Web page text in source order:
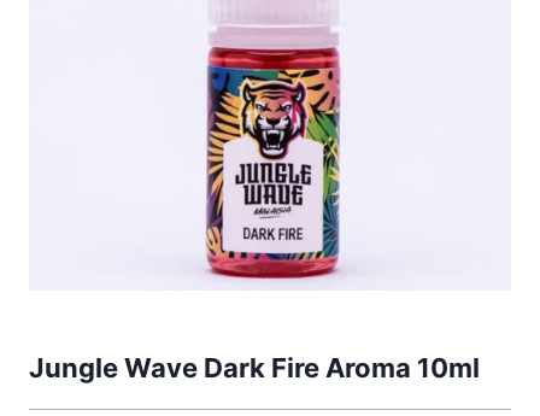
Jungle Wave Dark Fire Aroma 10ml